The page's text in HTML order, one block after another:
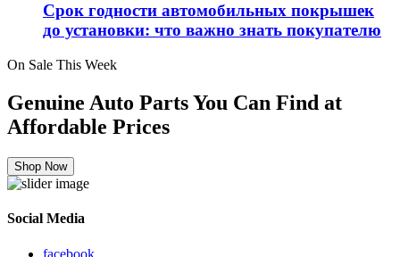
Срок годности автомобильных покрышек
до установки: что важно знать покупателю
On Sale This Week
Genuine Auto Parts You Can Find at
Affordable Prices
Shop Now
Social Media
facebook